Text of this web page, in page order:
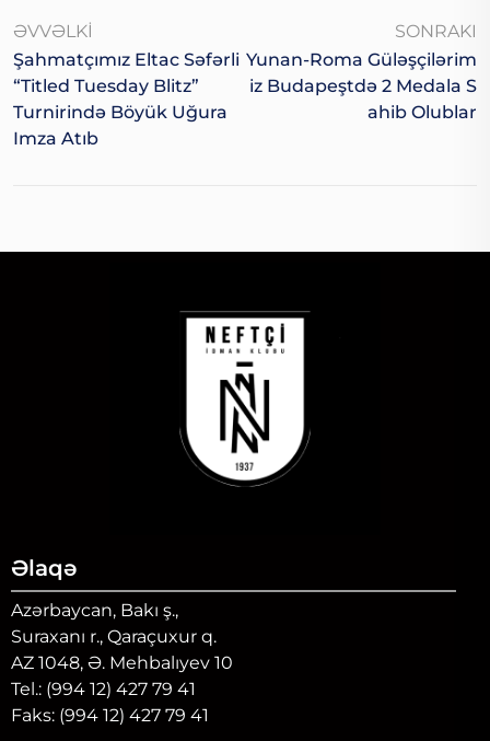
ƏVVƏLKI
Şahmatçımız Eltac Səfərli
“Titled Tuesday Blitz”
Turnirində Böyük Uğura
Imza Atıb
SONRAKI
Yunan-Roma Güləşçilərim
Iz Budapeştdə 2 Medala S
Ahib Olublar
Əlaqə
Azərbaycan, Bakı ş.,
Suraxanı r., Qaraçuxur q.
AZ 1048, Ə. Mehbalıyev 10
Tel.: (994 12) 427 79 41
Faks: (994 12) 427 79 41